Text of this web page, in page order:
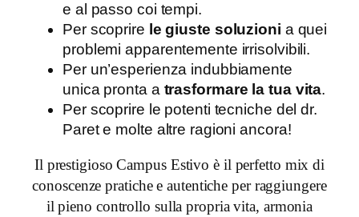
e al passo coi tempi.
Per scoprire le giuste soluzioni a quei
problemi apparentemente irrisolvibili.
Per un’esperienza indubbiamente
unica pronta a trasformare la tua vita.
Per scoprire le potenti tecniche del dr.
Paret e molte altre ragioni ancora!
Il prestigioso Campus Estivo è il perfetto mix di
conoscenze pratiche e autentiche per raggiungere
il pieno controllo sulla propria vita, armonia